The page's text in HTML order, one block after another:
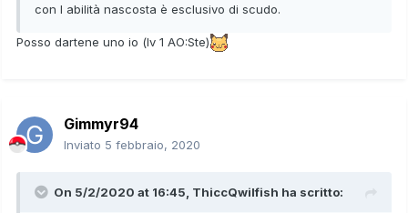
con l abilità nascosta è esclusivo di scudo.
Posso dartene uno io (lv 1 AO:Ste)
Gimmyr94
Inviato 5 febbraio, 2020
On 5/2/2020 at 16:45, ThiccQwilfish ha scritto: